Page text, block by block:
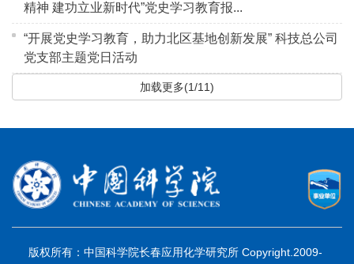
精神 建功立业新时代”党史学习教育报...
“开展党史学习教育，助力北区基地创新发展” 科技总公司
党支部主题党日活动
加载更多(1/11)
版权所有：中国科学院长春应用化学研究所 Copyright.2009-